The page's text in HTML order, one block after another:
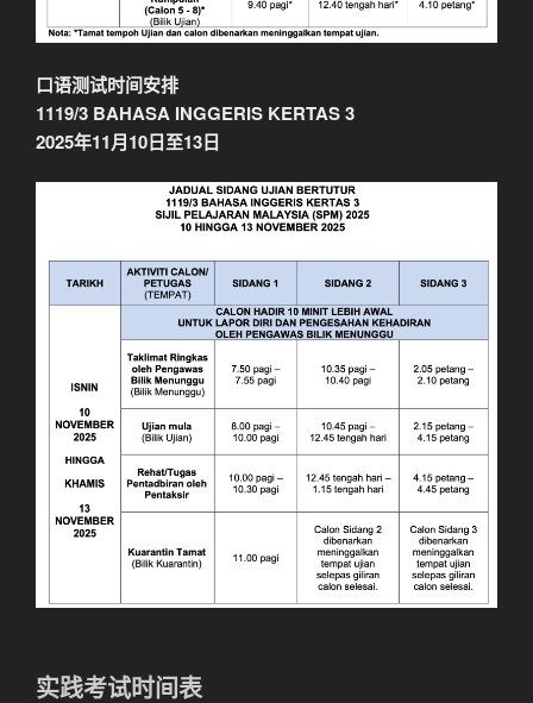
口语测试时间安排
1119/3 BAHASA INGGERIS KERTAS 3
2025年11月10日至13日
实践考试时间表